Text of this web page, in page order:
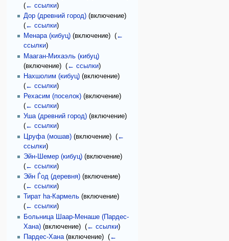
(← ссылки)
Дор (древний город)(включение) ‎
(← ссылки)
Менара (кибуц)(включение) ‎ (←
ссылки)
Мааган-Михаэль (кибуц)
(включение) ‎ (← ссылки)
Нахшолим (кибуц)(включение) ‎
(← ссылки)
Рехасим (поселок)(включение) ‎
(← ссылки)
Уша (древний город)(включение) ‎
(← ссылки)
Цруфа (мошав)(включение) ‎ (←
ссылки)
Эйн-Шемер (кибуц)(включение) ‎
(← ссылки)
Эйн Ѓод (деревня)(включение) ‎
(← ссылки)
Тират hа-Кармель(включение) ‎
(← ссылки)
Больница Шаар-Менаше (Пардес-
Хана)(включение) ‎ (← ссылки)
Пардес-Хана(включение) ‎ (←